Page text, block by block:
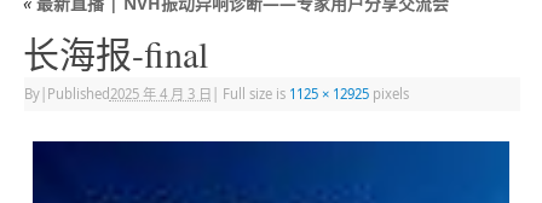
长海报-final
By| Published 2025 年 4 月 3 日 Full size is 1125 × 12925pixels